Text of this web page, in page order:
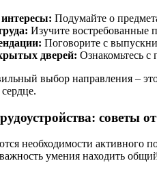
Подумайте о
Изучите востребованные
Поговорите с
дверей: Ознакомьтесь
выбор направления –
советы
необходимости активного
умения находить